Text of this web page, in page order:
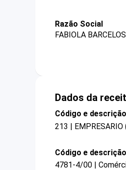
Razão Social
FABIOLA
Dados da
Código e
213 |
Código e
4781-4/00 |